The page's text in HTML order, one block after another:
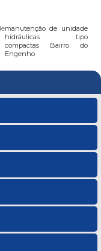
manutenção de unidade
hidráulicas tipo
compactas Bairro do
Engenho